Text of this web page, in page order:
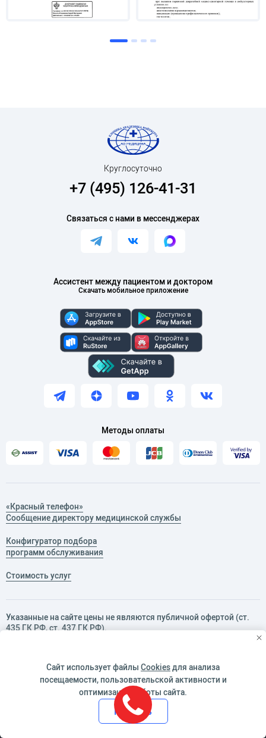
Ассистент между пациентом и доктором
Скачать мобильное приложение
Круглосуточно
+7 (495) 126-41-31
Связаться с нами в мессенджерах
Методы оплаты
«Красный телефон»
Сообщение директору медицинской службы
Конфигуратор подбора
программ обслуживания
Стоимость услуг
Указанные на сайте цены не являются публичной офертой (ст.
435 ГК РФ, cт. 437 ГК РФ).
в справочную, тел.:
+7 (495) 126-41-31 (круглосуточно).
Лицензия Л041-00110-77/00363409 Срок действия: бессрочная
Дата создания документа: 31.05.2019
Сайт использует файлы Cookiesдля анализа
посещаемости, пользовательской активности и
оптимизации работы сайта.
Принять